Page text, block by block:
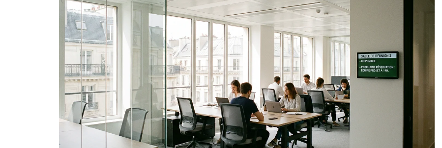
Toutes nos offres disponibles